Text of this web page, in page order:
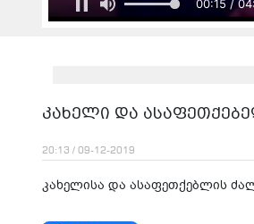
00:17 /
კახელი და
20:13 / 09-12-2019
კახელისა და ასაფეთქებლის